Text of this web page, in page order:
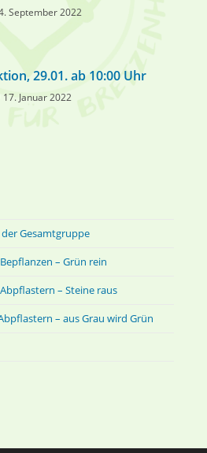
September 2022
29.01. ab 10:00 Uhr
17. Januar 2022
der Gesamtgruppe
– Grün rein
– Steine raus
– aus Grau wird Grün